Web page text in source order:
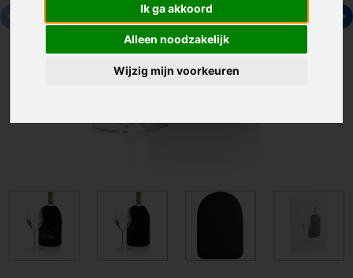
Ik ga akkoord
Alleen noodzakelijk
Wijzig mijn voorkeuren